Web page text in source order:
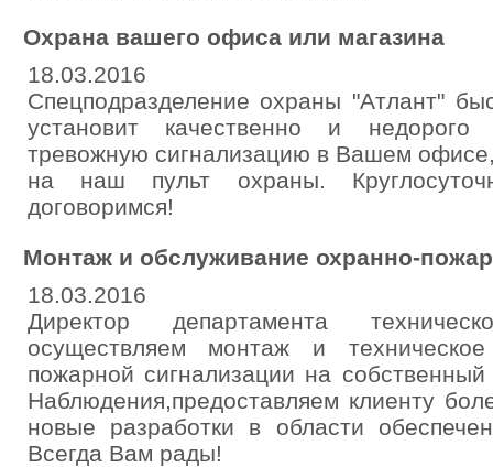
Охрана вашего офиса или магазина
18.03.2016
Спецподразделение охраны "Атлант"
установит качественно и
тревожную сигнализацию в Вашем
на наш пульт охраны.
договоримся!
Монтаж и обслуживание охранно-
18.03.2016
Директор департамента
осуществляем монтаж и
пожарной сигнализации на
Наблюдения,предоставляем клиенту
новые разработки в области
Всегда Вам рады!